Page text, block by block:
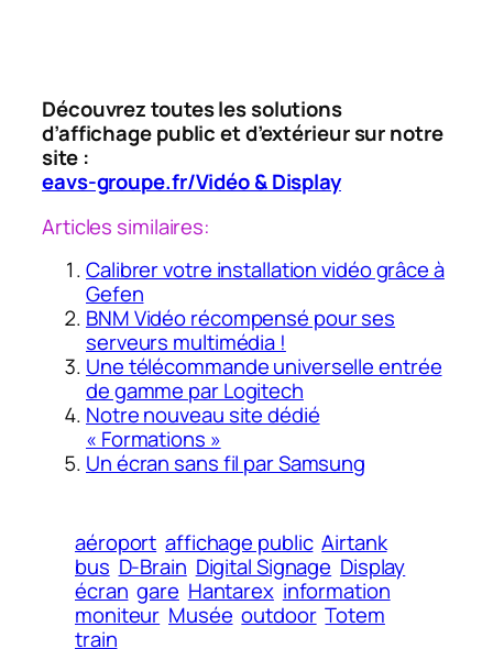
Découvrez toutes les solutions
d’affichage public et d’extérieur sur notre
site :
eavs-groupe.fr/Vidéo & Display
Articles similaires:
Calibrer votre installation vidéo grâce à
Gefen
BNM Vidéo récompensé pour ses
serveurs multimédia !
Une télécommande universelle entrée
de gamme par Logitech
Notre nouveau site dédié
« Formations »
Un écran sans fil par Samsung
aéroport affichage public Airtank
bus D-Brain Digital Signage Display
écran gare Hantarex information
moniteur Musée outdoor Totem
train